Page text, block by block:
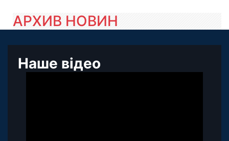
АРХИВ НОВИН
Наше відео